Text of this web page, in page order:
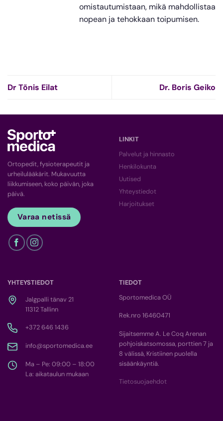
omistautumistaan, mikä mahdollistaa
nopean ja tehokkaan toipumisen.
Dr Tõnis Eilat Dr. Boris Geiko
Ortopedit, fysioterapeutit ja
urheilulääkärit. Mukavuutta
liikkumiseen, koko päivän, joka
päivä.
Varaa netissä
LINKIT
Palvelut ja hinnasto
Henkilokunta
Uutised
Yhteystiedot
Harjoitukset
YHTEYSTIEDOT
Jalgpalli tänav 21
11312 Tallinn
+372 646 1436
info@sportomedica.ee
Ma – Pe: 09:00 – 18:00
La: aikataulun mukaan
TIEDOT
Sportomedica OÜ
Rek.nro 16460471
Sijaitsemme A. Le Coq Arenan
pohjoiskatsomossa, porttien 7 ja
8 välissä, Kristiinen puolella
sisäänkäyntiä.
Tietosuojaehdot